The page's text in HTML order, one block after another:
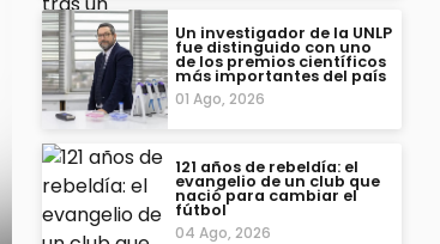
Un investigador de la UNLP
fue distinguido con uno
de los premios científicos
más importantes del país
01 Ago, 2026
121 años de rebeldía: el
evangelio de un club que
nació para cambiar el
fútbol
04 Ago, 2026